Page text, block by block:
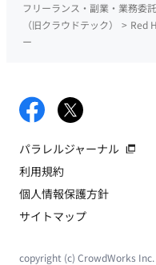
フリーランス・副業・業務委
（旧クラウドテック）
> Red
ー
パラレルジャーナル
利用規約
個人情報保護方針
サイトマップ
copyright (c) CrowdWorks